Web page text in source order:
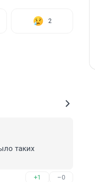
2
таких
+1 –0